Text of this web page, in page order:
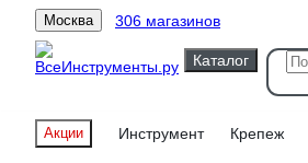
Москва 306 магазинов
Каталог
Акции Инструмент Крепеж